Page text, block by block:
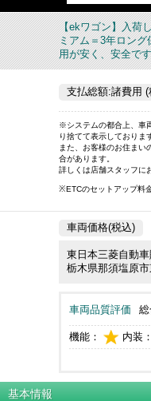
【ekワゴン】入荷
ミアム＝3年ロング
用が安く、安全で
支払総額:諸費用 (
※システムの都合上、車
り捨てて表示しておりま
また、お客様のお住まい
合があります。
詳しくは店舗スタッフに
※ETCのセットアップ料
車両価格(税込)
東日本三菱自動
栃木県那須塩原市
車両品質評価 総
機能： 内装：
基本情報